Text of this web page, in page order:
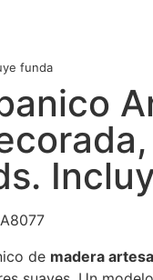
funda
A8077
de madera